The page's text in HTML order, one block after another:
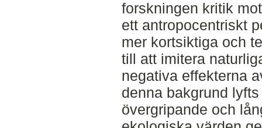
forskningen kritik
ett antropocentriskt
mer kortsiktiga och
till att imitera
negativa effekterna
denna bakgrund
övergripande och